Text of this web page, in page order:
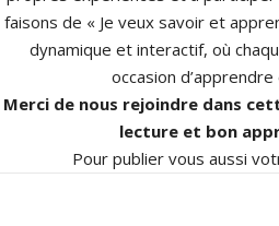
faisons de « Je veux savoir et
dynamique et interactif, où
occasion
Merci de nous rejoindre dans
lecture et bon
Pour publier vous aussi